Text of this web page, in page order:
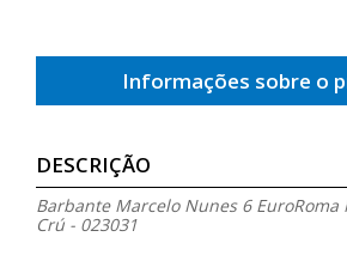
Informações sobre o
DESCRIÇÃO
Barbante Marcelo Nunes 6
Crú - 023031